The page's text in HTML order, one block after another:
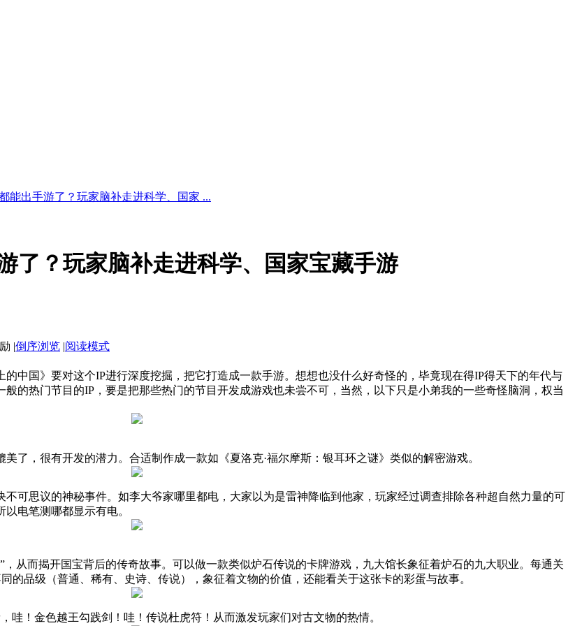
能出手游了？玩家脑补走进科学、国家 ...
了？玩家脑补走进科学、国家宝藏手游
|倒序浏览 |阅读模式
中国》要对这个IP进行深度挖掘，把它打造成一款手游。想想也没什么好奇怪的，毕竟现在得IP得天下的年代与
的热门节目的IP，要是把那些热门的节目开发成游戏也未尝不可，当然，以下只是小弟我的一些奇怪脑洞，权当
了，很有开发的潜力。合适制作成一款如《夏洛克·福尔摩斯：银耳环之谜》类似的解密游戏。
可思议的神秘事件。如李大爷家哪里都电，大家以为是雷神降临到他家，玩家经过调查排除各种超自然力量的可
电笔测哪都显示有电。
，从而揭开国宝背后的传奇故事。可以做一款类似炉石传说的卡牌游戏，九大馆长象征着炉石的九大职业。每通关
的品级（普通、稀有、史诗、传说），象征着文物的价值，还能看关于这张卡的彩蛋与故事。
哇！金色越王勾践剑！哇！传说杜虎符！从而激发玩家们对古文物的热情。